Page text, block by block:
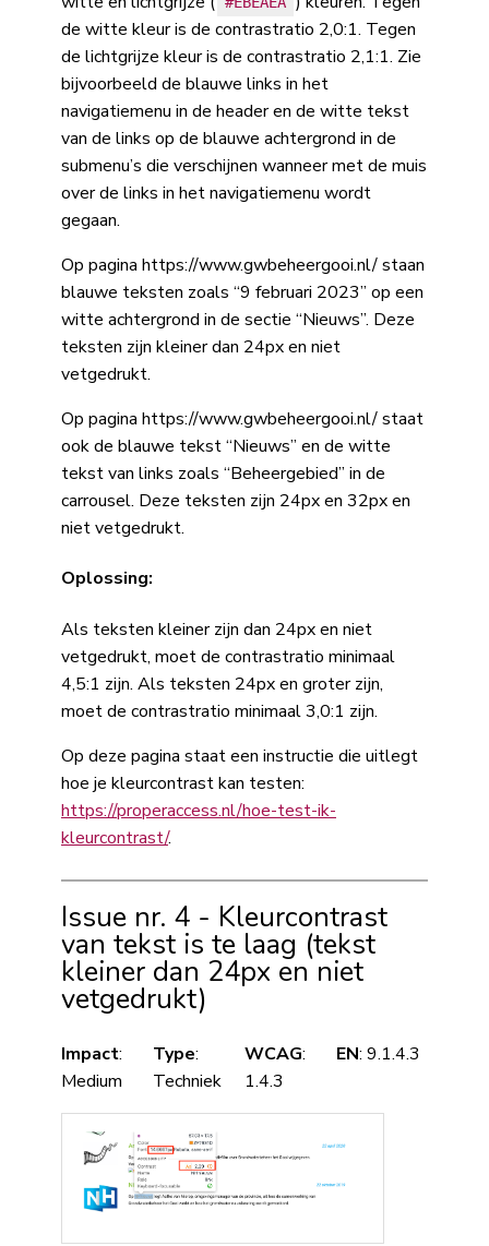
de witte kleur is de contrastratio 2,0:1. Tegen
de lichtgrijze kleur is de contrastratio 2,1:1. Zie
bijvoorbeeld de blauwe links in het
navigatiemenu in de header en de witte tekst
van de links op de blauwe achtergrond in de
submenu’s die verschijnen wanneer met de muis
over de links in het navigatiemenu wordt
gegaan.
Op pagina https://www.gwbeheergooi.nl/ staan
blauwe teksten zoals “9 februari 2023” op een
witte achtergrond in de sectie “Nieuws”. Deze
teksten zijn kleiner dan 24px en niet
vetgedrukt.
Op pagina https://www.gwbeheergooi.nl/ staat
ook de blauwe tekst “Nieuws” en de witte
tekst van links zoals “Beheergebied” in de
carrousel. Deze teksten zijn 24px en 32px en
niet vetgedrukt.
Oplossing:
Als teksten kleiner zijn dan 24px en niet
vetgedrukt, moet de contrastratio minimaal
4,5:1 zijn. Als teksten 24px en groter zijn,
moet de contrastratio minimaal 3,0:1 zijn.
Op deze pagina staat een instructie die uitlegt
hoe je kleurcontrast kan testen:
https://properaccess.nl/hoe-test-ik-
kleurcontrast/.
Issue nr. 4 - Kleurcontrast
van tekst is te laag (tekst
kleiner dan 24px en niet
vetgedrukt)
Impact:
Medium
Type:
Techniek
WCAG:
1.4.3
EN: 9.1.4.3